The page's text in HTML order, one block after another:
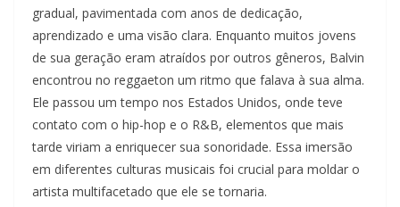
gradual, pavimentada com anos de dedicação,
aprendizado e uma visão clara. Enquanto muitos jovens
de sua geração eram atraídos por outros gêneros, Balvin
encontrou no reggaeton um ritmo que falava à sua alma.
Ele passou um tempo nos Estados Unidos, onde teve
contato com o hip-hop e o R&B, elementos que mais
tarde viriam a enriquecer sua sonoridade. Essa imersão
em diferentes culturas musicais foi crucial para moldar o
artista multifacetado que ele se tornaria.